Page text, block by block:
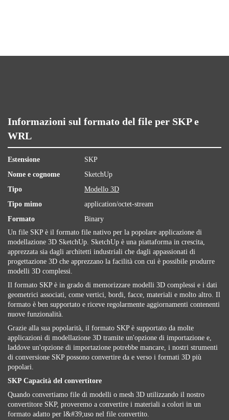
Informazioni sul formato del file per SKP e
WRL
Estensione
SKP
Nome e cognome
SketchUp
Tipo
Modello 3D
Tipo mimo
application/octet-stream
Formato
Binary
Un file SKP è il formato file nativo per la popolare applicazione di
modellazione 3D SketchUp. SketchUp è una piattaforma in crescita,
apprezzata sia dagli architetti industriali che dagli appassionati di
progettazione 3D che apprezzano la facilità con cui è possibile produrre
modelli 3D complessi.
Il formato SKP è in grado di memorizzare modelli 3D complessi e i dati
geometrici associati, come vertici, bordi, facce, materiali e molto altro. Il
formato è ben supportato e riceve regolarmente aggiornamenti contenenti
nuove funzionalità.
Grazie alla sua popolarità, il formato SKP è supportato da molte
applicazioni di modellazione 3D tramite un'opzione di importazione e,
laddove un'opzione di importazione potrebbe mancare, i nostri strumenti
di conversione SKP possono convertire da e verso i formati 3D più
popolari.
SKP Capacità del convertitore
Quando convertiamo file di modelli o mesh 3D utilizzando il nostro
convertitore SKP, proveremo a convertire i materiali a colori in un
formato adatto per l&#39;uso nel file convertito.